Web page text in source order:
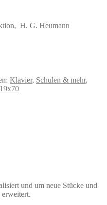
H. G. Heumann
Klavier, Schulen & mehr,
und um neue Stücke und
erweitert.